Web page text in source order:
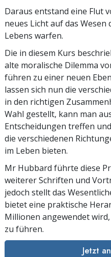
Daraus entstand eine Flut
neues Licht auf das Wesen
Lebens warfen.
Die in diesem Kurs
alte moralische Dilemma
führen zu einer neuen
lassen sich nun die
in den richtigen
Wahl gestellt, kann man
Entscheidungen treffen
die verschiedenen
im Leben bieten.
Mr Hubbard führte diese
weiterer Schriften und
jedoch stellt das
bietet eine praktische
Millionen angewendet
zu führen.
Jetzt